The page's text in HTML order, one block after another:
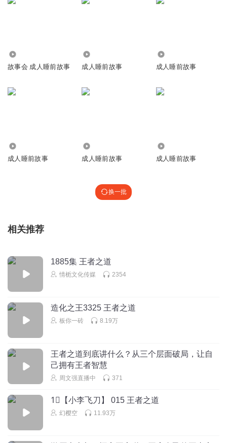
故事会 成人睡前故事 成人睡前故事 成人睡前故事
成人睡前故事 成人睡前故事 成人睡前故事
换一批
相关推荐
1885集 王者之道
情栀文化传媒 2354
造化之王3325 王者之道
板你一砖 8.19万
王者之道到底讲什么？从三个层面破局，让自
己拥有王者智慧
周文强直播中 371
1⃣【小李飞刀】 015 王者之道
幻樱空 11.93万